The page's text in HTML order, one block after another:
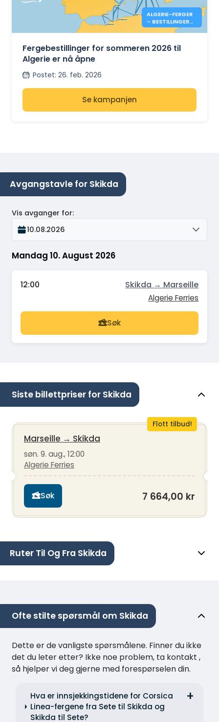
ALGERIE-FERGER
– BESTILLINGER
FOR SOMMEREN
Fergebestillinger for sommeren 2026 til
Algerie er nå åpne
Postet: 26. feb. 2026
Se kampanjen
Avgangstavle for Skikda
Mandag 10. August 2026
Vis avganger for:
10.08.2026
12:00 Skikda → Marseille
Algerie Ferries
Søk
Siste billettpriser for Skikda
Flott tilbud!
Marseille → Skikda
søn. 9. aug., 12:00
Algerie Ferries
Søk 7 664,00 kr
Ruter Til Og Fra Skikda
Ofte stilte spørsmål om Skikda
Dette er de vanligste spørsmålene. Finner du ikke
det du leter etter? Ikke noe problem, ta kontakt ,
så hjelper vi deg gjerne med forespørselen din.
Hva er innsjekkingstidene for Corsica
Linea-fergene fra Sete til Skikda og
Skikda til Sete?